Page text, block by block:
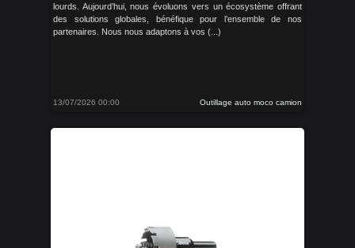
lourds. Aujourd’hui, nous évoluons vers un écosystème offrant
des solutions globales, bénéfique pour l’ensemble de nos
partenaires. Nous nous adaptons à vos (...)
13/07/2026 00:00 Outillage auto moco camion